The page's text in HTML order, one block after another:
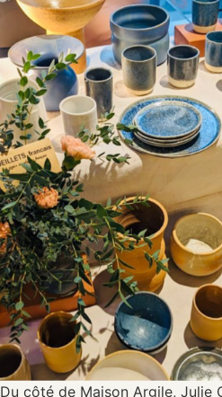
Du côté de Maison Argile, Julie